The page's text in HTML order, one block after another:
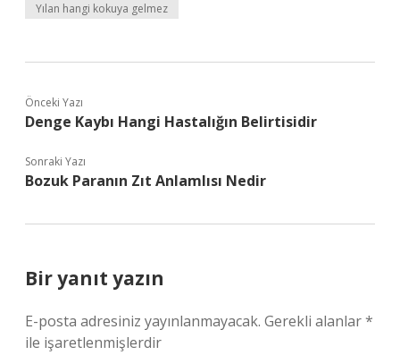
Yılan hangi kokuya gelmez
Önceki Yazı
Denge Kaybı Hangi Hastalığın Belirtisidir
Sonraki Yazı
Bozuk Paranın Zıt Anlamlısı Nedir
Bir yanıt yazın
E-posta adresiniz yayınlanmayacak. Gerekli alanlar*
ile işaretlenmişlerdir